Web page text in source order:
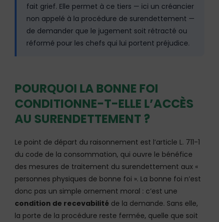
fait grief. Elle permet à ce tiers — ici un créancier
non appelé à la procédure de surendettement —
de demander que le jugement soit rétracté ou
réformé pour les chefs qui lui portent préjudice.
POURQUOI LA BONNE FOI
CONDITIONNE-T-ELLE L’ACCÈS
AU SURENDETTEMENT ?
Le point de départ du raisonnement est l’article L. 711-1
du code de la consommation, qui ouvre le bénéfice
des mesures de traitement du surendettement aux «
personnes physiques de bonne foi ». La bonne foi n’est
donc pas un simple ornement moral : c’est une
condition de recevabilité de la demande. Sans elle,
la porte de la procédure reste fermée, quelle que soit